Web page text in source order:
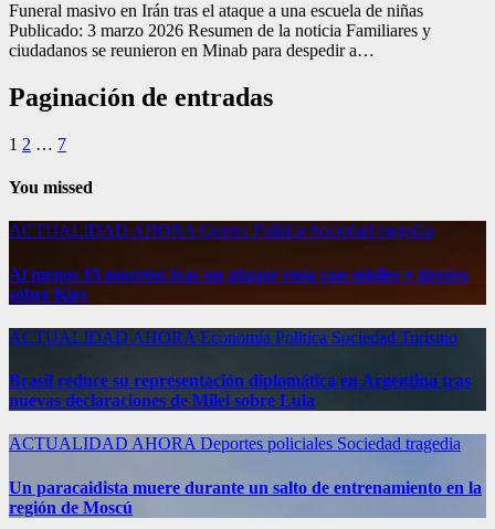
Funeral masivo en Irán tras el ataque a una escuela de niñas
Publicado: 3 marzo 2026 Resumen de la noticia Familiares y
ciudadanos se reunieron en Minab para despedir a…
Paginación de entradas
1 2 … 7
You missed
ACTUALIDAD AHORA Guerra Politica Sociedad tragedia
Al menos 15 muertos tras un ataque ruso con misiles y drones
sobre Kiev
ACTUALIDAD AHORA Economía Politica Sociedad Turismo
Brasil reduce su representación diplomática en Argentina tras
nuevas declaraciones de Milei sobre Lula
ACTUALIDAD AHORADeportes policiales Sociedad tragedia
Un paracaidista muere durante un salto de entrenamiento en la
región de Moscú